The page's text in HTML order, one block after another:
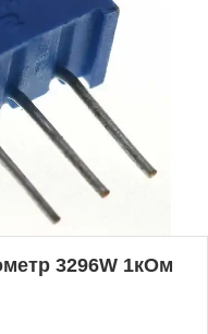
3296W 1кОм